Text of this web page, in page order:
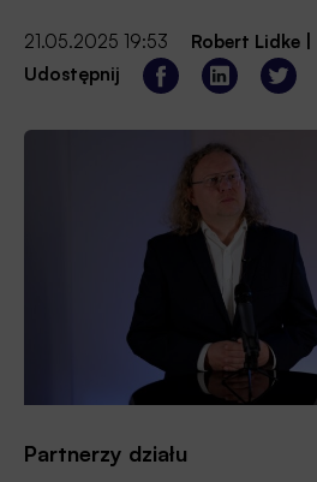
21.05.2025 19:53 Robert Lidke
Udostępnij
Partnerzy działu